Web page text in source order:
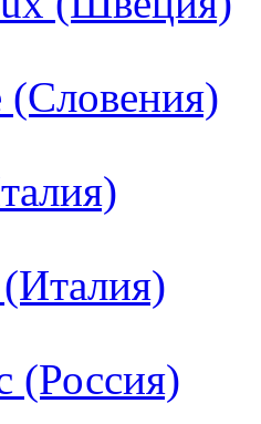
(Словения)
(Россия)